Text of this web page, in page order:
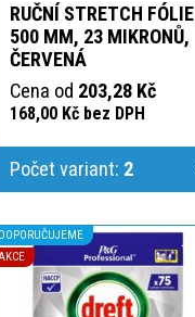
RUČNÍ STRETCH FÓLIE
500 MM, 23 MIKRONŮ,
ČERVENÁ
Cena od 203,28 Kč
168,00 Kč bez DPH
Počet variant: 2
DOPORUČUJEME